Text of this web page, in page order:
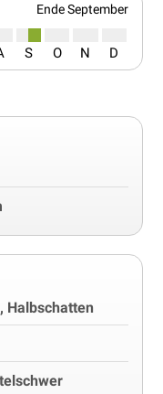
Ende September
S O N D
Halbschatten